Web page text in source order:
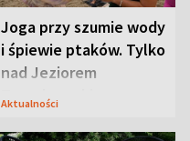
Joga przy szumie wody
i śpiewie ptaków. Tylko
nad Jeziorem
Tarnobrzeskim
Aktualności